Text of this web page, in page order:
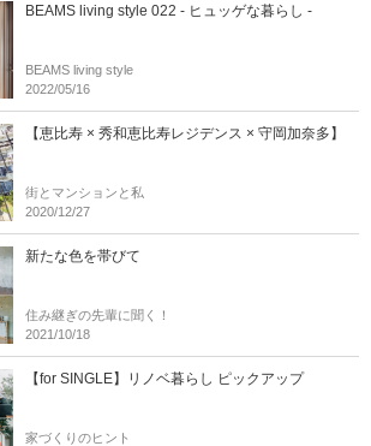
BEAMS living style 022 - ヒュッゲな暮らし -
BEAMS living style
2022/05/16
【恵比寿 × 秀和恵比寿レジデンス × 守岡加奈多】
街とマンションと私
2020/12/27
新たな色を帯びて
住み継ぎの先輩に聞く！
2021/10/18
【for SINGLE】リノベ暮らし ピックアップ
家づくりのヒント